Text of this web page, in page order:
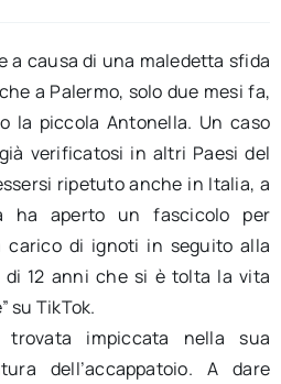
a causa di una maledetta sfida
a Palermo, solo due mesi fa,
la piccola Antonella. Un caso
verificatosi in altri Paesi del
ripetuto anche in Italia, a
ha aperto un fascicolo per
carico di ignoti in seguito alla
di 12 anni che si è tolta la vita
su TikTok.
impiccata nella sua
dell’accappatoio. A dare